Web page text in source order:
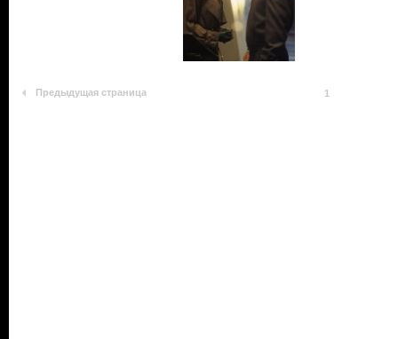
Предыдущая страница 1